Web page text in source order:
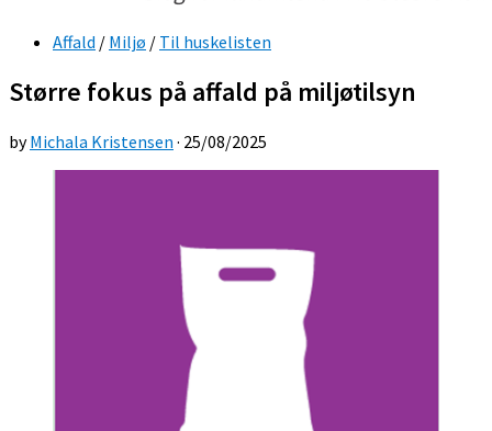
Affald / Miljø / Til huskelisten
Større fokus på affald på miljøtilsyn
byMichala Kristensen · 25/08/2025